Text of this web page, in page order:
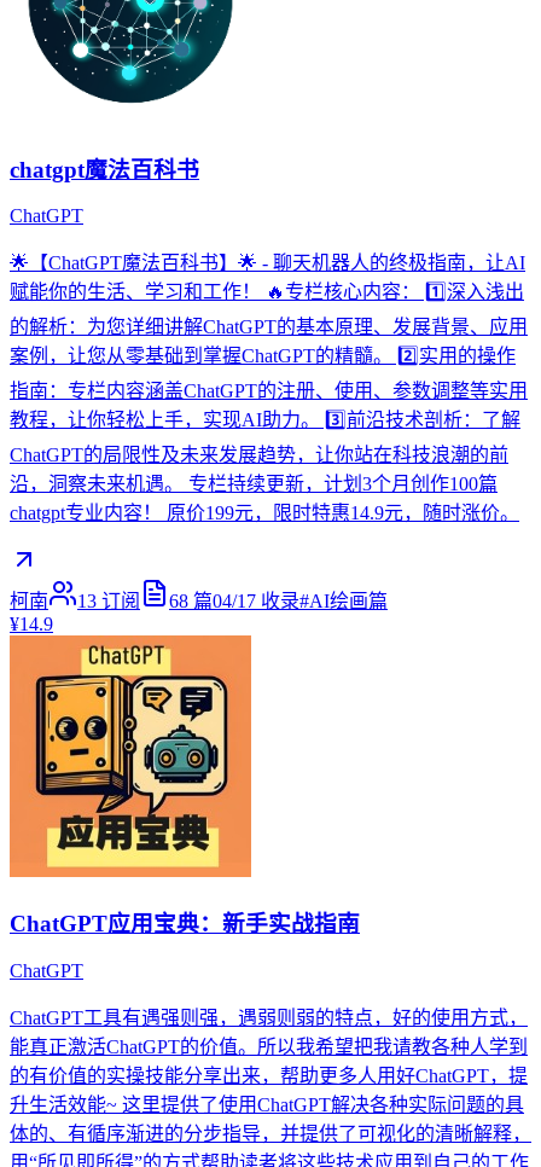
chatgpt魔法百科书
ChatGPT
🌟【ChatGPT魔法百科书】🌟 - 聊天机器人的终极指南，让AI
赋能你的生活、学习和工作！ 🔥专栏核心内容： 1️⃣深入浅出
的解析：为您详细讲解ChatGPT的基本原理、发展背景、应用
案例，让您从零基础到掌握ChatGPT的精髓。 2️⃣实用的操作
指南：专栏内容涵盖ChatGPT的注册、使用、参数调整等实用
教程，让你轻松上手，实现AI助力。 3️⃣前沿技术剖析：了解
ChatGPT的局限性及未来发展趋势，让你站在科技浪潮的前
沿，洞察未来机遇。 专栏持续更新，计划3个月创作100篇
chatgpt专业内容！ 原价199元，限时特惠14.9元，随时涨价。
柯南 13 订阅 68 篇04/17 收录#AI绘画篇
¥14.9
ChatGPT应用宝典：新手实战指南
ChatGPT
ChatGPT工具有遇强则强，遇弱则弱的特点，好的使用方式，
能真正激活ChatGPT的价值。所以我希望把我请教各种人学到
的有价值的实操技能分享出来，帮助更多人用好ChatGPT，提
升生活效能~ 这里提供了使用ChatGPT解决各种实际问题的具
体的、有循序渐进的分步指导，并提供了可视化的清晰解释，
用“所见即所得”的方式帮助读者将这些技术应用到自己的工作